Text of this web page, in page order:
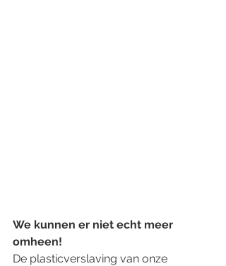
We kunnen er niet echt meer
omheen!
De plasticverslaving van onze